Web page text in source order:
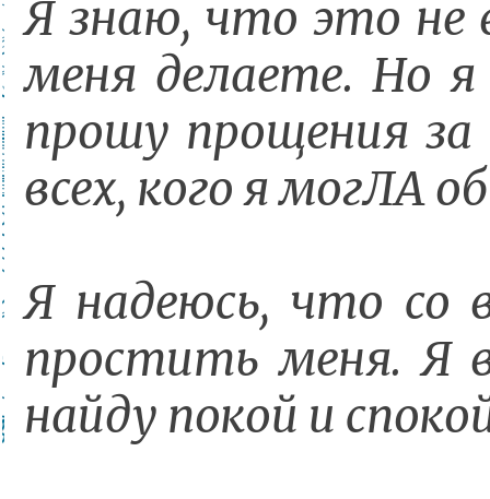
Я знаю, что это не
меня делаете. Но
прошу прощения
всех, кого я могЛА
Я надеюсь, что
простить меня. Я
найду покой и